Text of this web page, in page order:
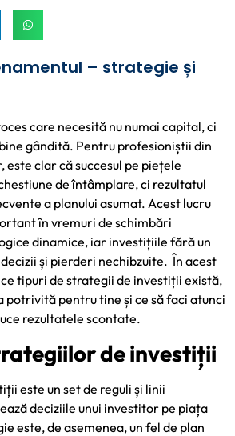
– strategie și
care necesită nu numai capital, ci
gândită. Pentru profesioniștii din
clar că succesul pe piețele
de întâmplare, ci rezultatul
a planului asumat. Acest lucru
în vremuri de schimbări
dinamice, iar investițiile fără un
și pierderi nechibzuite. În acest
tipuri de strategii de investiții există,
potrivită pentru tine și ce să faci atunci
rezultatele scontate.
de investiții
este un set de reguli și linii
deciziile unui investitor pe piața
este, de asemenea, un fel de plan